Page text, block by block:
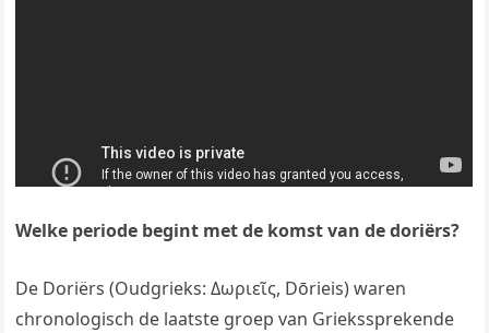
Welke periode begint met de komst van de doriërs?
De Doriërs (Oudgrieks: Δωριεῖς, Dōrieis) waren
chronologisch de laatste groep van Griekssprekende